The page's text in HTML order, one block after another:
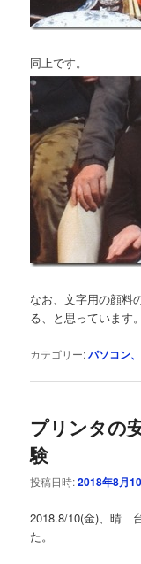
同上です。
なお、文字用の顔料
る、と思っています。
カテゴリー:パソコン
プリンタの
験
投稿日時:2018年8月
2018.8/10(金)、晴
た。